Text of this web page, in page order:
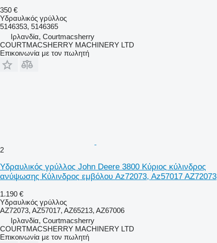
350 €
Υδραυλικός γρύλλος
5146353, 5146365
Ιρλανδία, Courtmacsherry
COURTMACSHERRY MACHINERY LTD
Επικοινωνία με τον πωλητή
2
Υδραυλικός γρύλλος John Deere 3800 Κύριος κύλινδρος
ανύψωσης Κύλινδρος εμβόλου Az72073, Az57017 AZ72073
1.190 €
Υδραυλικός γρύλλος
AZ72073, AZ57017, AZ65213, AZ67006
Ιρλανδία, Courtmacsherry
COURTMACSHERRY MACHINERY LTD
Επικοινωνία με τον πωλητή